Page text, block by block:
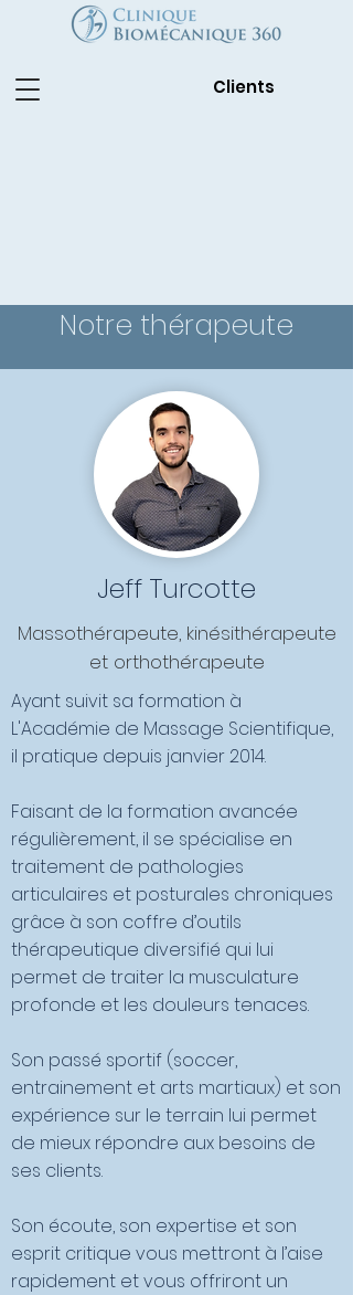
Clients
Notre thérapeute
Jeff Turcotte
Massothérapeute, kinésithérapeute
et orthothérapeute
Ayant suivit sa formation à
L'Académie de Massage Scientifique,
il pratique depuis janvier 2014.
Faisant de la formation avancée
régulièrement, il se spécialise en
traitement de pathologies
articulaires et posturales chroniques
grâce à son coffre d’outils
thérapeutique diversifié qui lui
permet de traiter la musculature
profonde et les douleurs tenaces.
Son passé sportif (soccer,
entrainement et arts martiaux) et son
expérience sur le terrain lui permet
de mieux répondre aux besoins de
ses clients.
Son écoute, son expertise et son
esprit critique vous mettront à l’aise
rapidement et vous offriront un